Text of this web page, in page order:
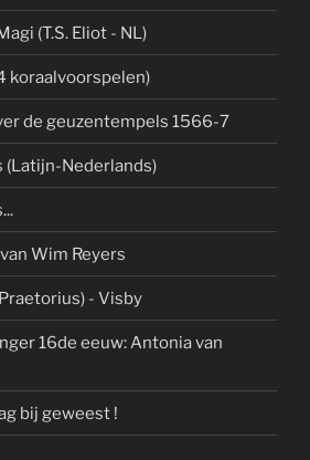
(T.S. Eliot - NL)
koraalvoorspelen)
de geuzentempels 1566-7
(Latijn-Nederlands)
Wim Reyers
- Visby
16de eeuw: Antonia van
bij geweest !